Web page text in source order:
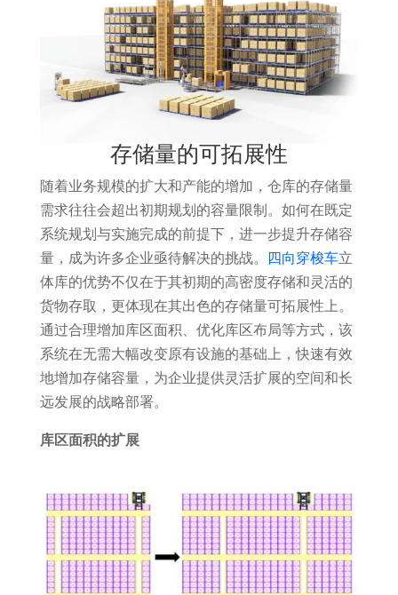
存储量的可拓展性
随着业务规模的扩大和产能的增加，仓库的存储量
需求往往会超出初期规划的容量限制。如何在既定
系统规划与实施完成的前提下，进一步提升存储容
量，成为许多企业亟待解决的挑战。
四向穿梭车立
体库的优势不仅在于其初期的高密度存储和灵活的
货物存取，更体现在其出色的存储量可拓展性上。
通过合理增加库区面积、优化库区布局等方式，该
系统在无需大幅改变原有设施的基础上，快速有效
地增加存储容量，为企业提供灵活扩展的空间和长
远发展的战略部署。
库区面积的扩展